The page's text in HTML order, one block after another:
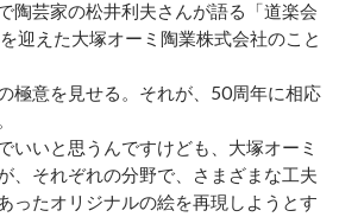
陶芸家の松井利夫さんが語る「道楽会
迎えた大塚オーミ陶業株式会社のこと
極意を見せる。それが、50周年に相応
いいと思うんですけども、大塚オーミ
、それぞれの分野で、さまざまな工夫
ったオリジナルの絵を再現しようとす